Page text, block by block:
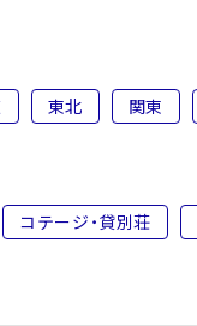
東北 関東
コテージ・貸別荘